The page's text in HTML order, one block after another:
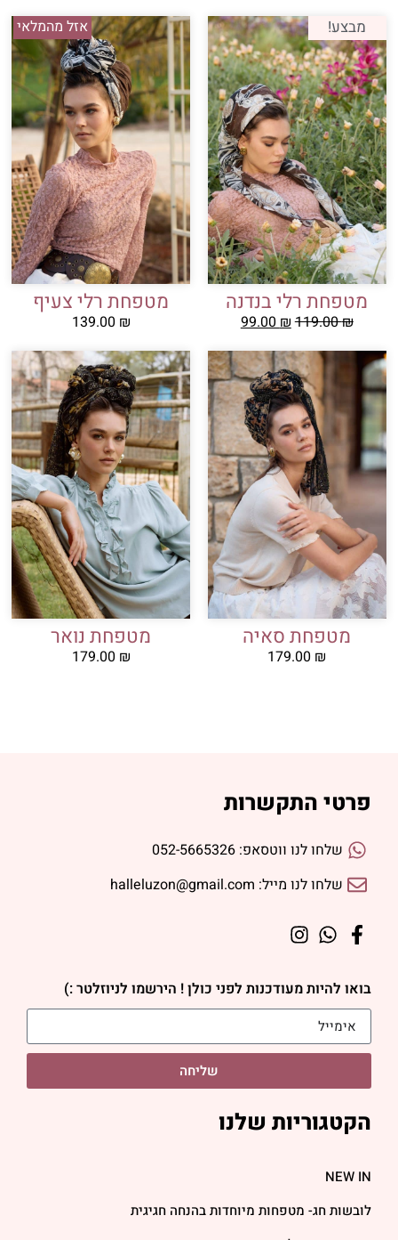
מבצע!
מטפחת רלי בנדנה
119.00₪
99.00₪
אזל מהמלאי
מטפחת רלי צעיף
139.00 ₪
מטפחת סאיה
179.00 ₪
מטפחת נואר
179.00 ₪
פרטי התקשרות
שלחו לנו ווטסאפ: 052-5665326
שלחו לנו מייל: halleluzon@gmail.com
בואו להיות מעודכנות לפני כולן ! הירשמו לניוזלטר :)
שליחה
הקטגוריות שלנו
NEW IN
לובשות חג- מטפחות מיוחדות בהנחה חגיגית